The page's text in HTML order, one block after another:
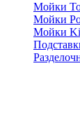
Мойки
Мойки
Мойки